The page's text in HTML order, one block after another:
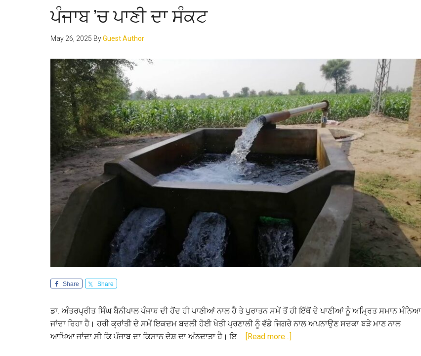
ਪੰਜਾਬ ’ਚ ਪਾਣੀ ਦਾ ਸੰਕਟ
May 26, 2025 ByGuest Author
Share Share
ਡਾ. ਅੰਤਰਪ੍ਰੀਤ ਸਿੰਘ ਬੈਨੀਪਾਲ ਪੰਜਾਬ ਦੀ ਹੋਂਦ ਹੀ ਪਾਣੀਆਂ ਨਾਲ ਹੈ ਤੇ ਪੁਰਾਤਨ ਸਮੇਂ ਤੋਂ ਹੀ ਇੱਥੋਂ ਦੇ ਪਾਣੀਆਂ ਨੂੰ ਅਮ੍ਰਿਤ ਸਮਾਨ ਮੰਨਿਆ
ਜਾਂਦਾ ਰਿਹਾ ਹੈ। ਹਰੀ ਕ੍ਰਾਂਤੀ ਦੇ ਸਮੇਂ ਇਕਦਮ ਬਦਲੀ ਹੋਈ ਖੇਤੀ ਪ੍ਰਣਾਲੀ ਨੂੰ ਵੱਡੇ ਜਿਗਰੇ ਨਾਲ ਅਪਨਾਉਣ ਸਦਕਾ ਬੜੇ ਮਾਣ ਨਾਲ
ਆਖਿਆ ਜਾਂਦਾ ਸੀ ਕਿ ਪੰਜਾਬ ਦਾ ਕਿਸਾਨ ਦੇਸ਼ ਦਾ ਅੰਨਦਾਤਾ ਹੈ। ਇ … [Read more...]